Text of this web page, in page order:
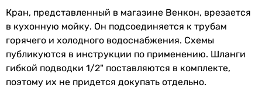
врезной
врезной
врезной
врезной
врезной
врезной
Гарантия
Гарантия 60 мес.
Увидели ошибку в описании или характеристиках?
Кран, представленный в магазине Венкон, врезается
в кухонную мойку. Он подсоединяется к трубам
горячего и холодного водоснабжения. Схемы
публикуются в инструкции по применению. Шланги
гибкой подводки 1/2" поставляются в комплекте,
поэтому их не придется докупать отдельно.